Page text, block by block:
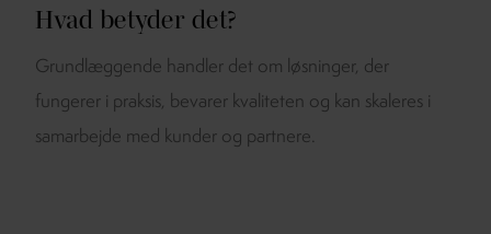
Hvad betyder det?
Grundlæggende handler det om løsninger, der
fungerer i praksis, bevarer kvaliteten og kan skaleres i
samarbejde med kunder og partnere.